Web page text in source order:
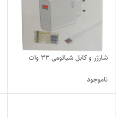
شارژر و کابل شیائومی 33 وات
ناموجود